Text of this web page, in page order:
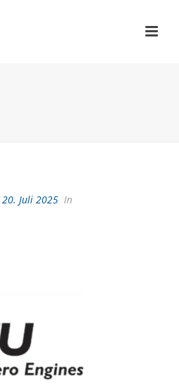
20. Juli 2025 In